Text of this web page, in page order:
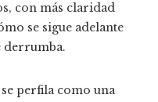
con más claridad
se sigue adelante
derrumba.
perfila como una